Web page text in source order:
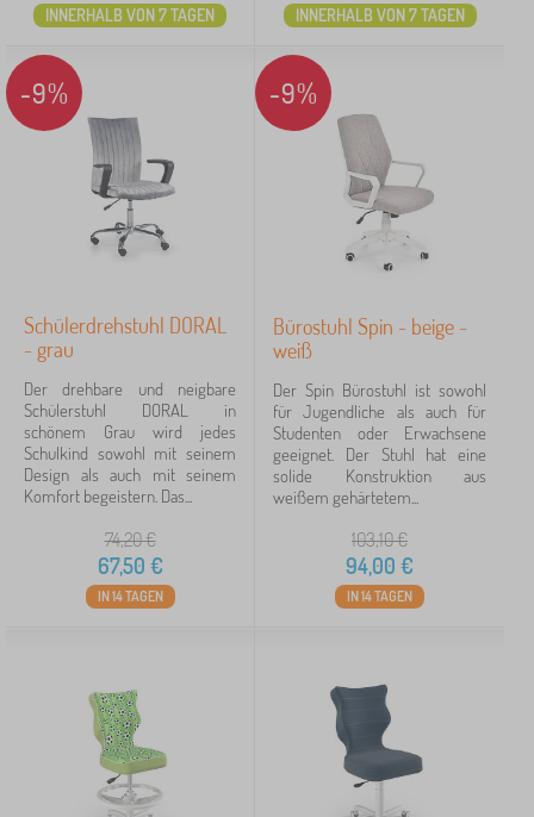
INNERHALB VON 7 TAGEN INNERHALB VON 7 TAGEN
-9%
Schülerdrehstuhl DORAL
- grau
Der drehbare und neigbare
Schülerstuhl DORAL in
schönem Grau wird jedes
Schulkind sowohl mit seinem
Design als auch mit seinem
Komfort begeistern. Das...
74,20€
67,50 €
IN 14 TAGEN
-9%
Bürostuhl Spin - beige -
weiß
Der Spin Bürostuhl ist sowohl
für Jugendliche als auch für
Studenten oder Erwachsene
geeignet. Der Stuhl hat eine
solide Konstruktion aus
weißem gehärtetem...
103,10€
94,00 €
IN 14 TAGEN